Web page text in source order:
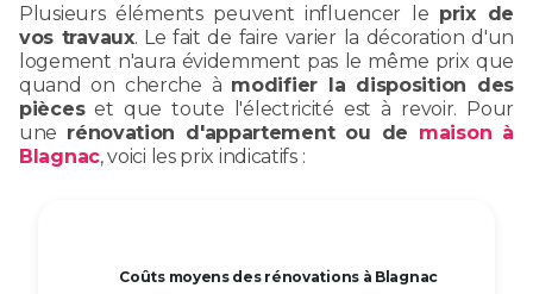
Plusieurs éléments peuvent influencer le prix de
vos travaux. Le fait de faire varier la décoration d'un
logement n'aura évidemment pas le même prix que
quand on cherche à modifier la disposition des
pièceset que toute l'électricité est à revoir. Pour
une rénovation d'appartement ou de maison à
Blagnac, voici les prix indicatifs :
Coûts moyens des rénovations à Blagnac